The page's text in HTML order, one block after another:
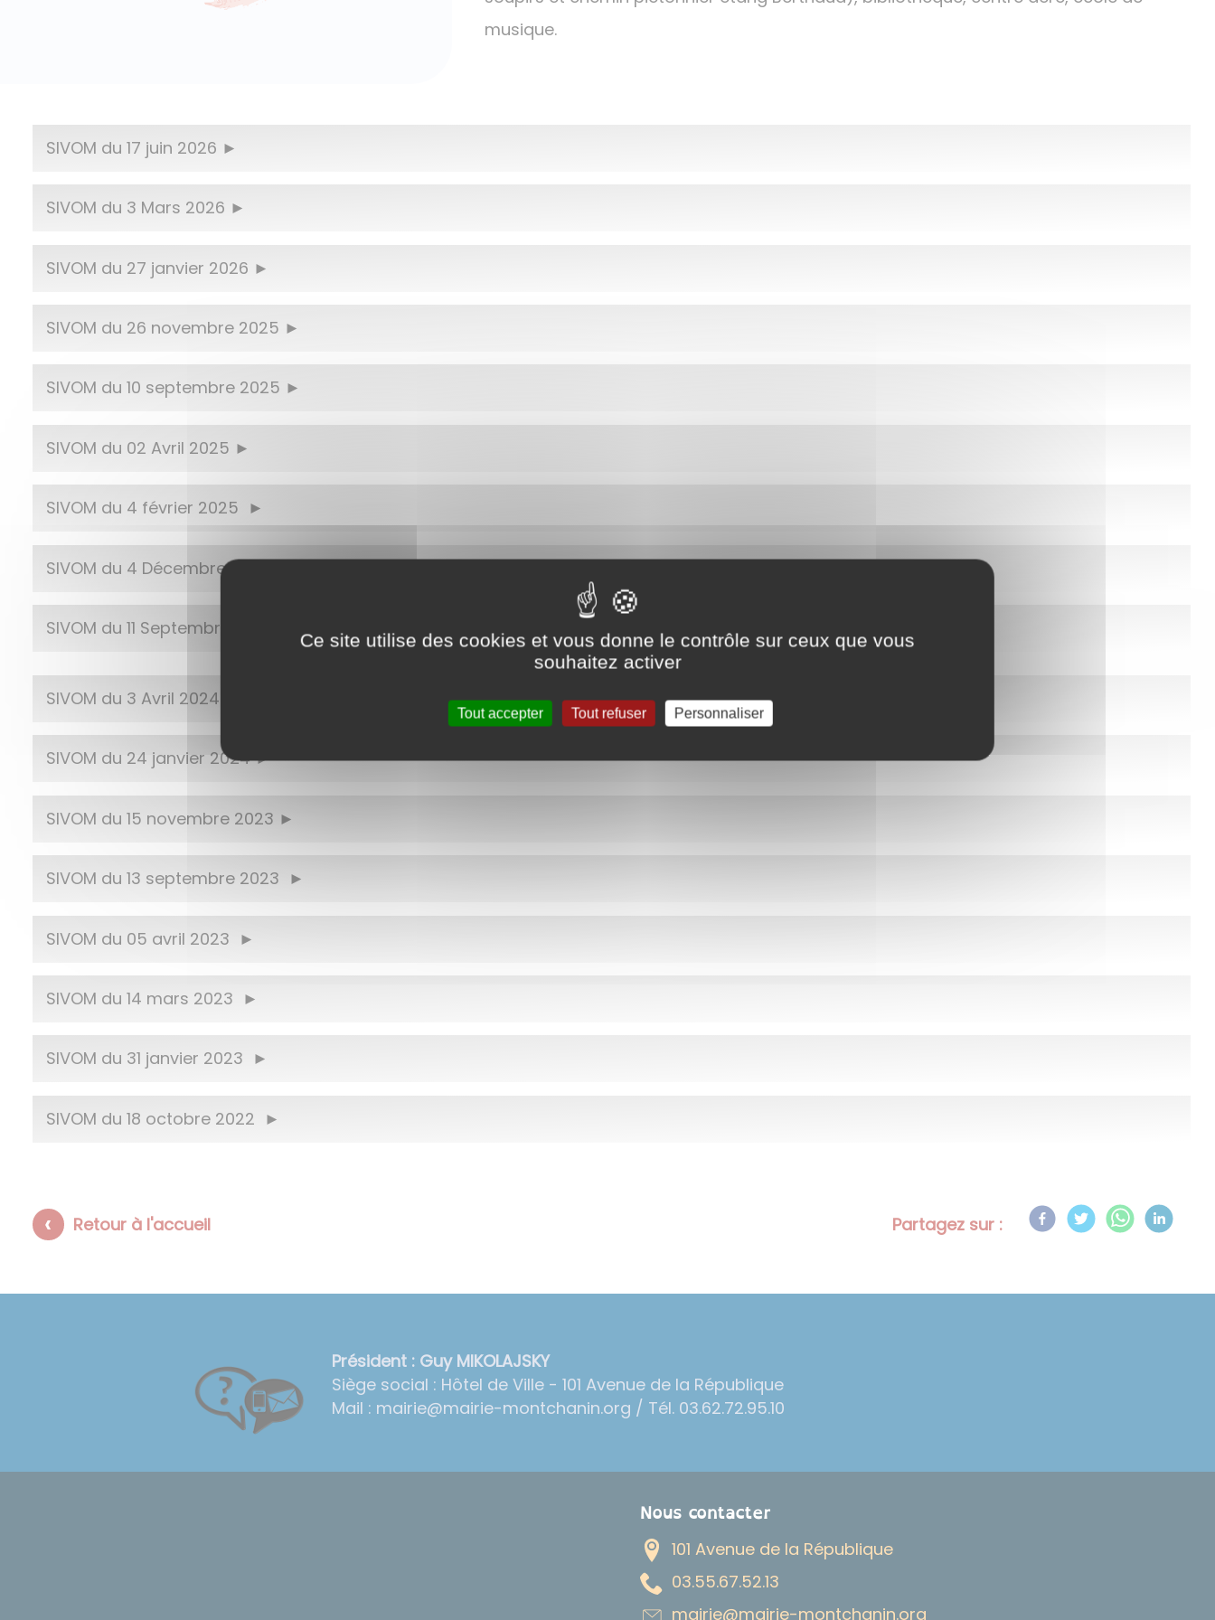
musique.
SIVOM du 17 juin 2026
SIVOM du 3 Mars 2026
SIVOM du 27 janvier 2026
SIVOM du 26 novembre 2025
SIVOM du 10 septembre 2025
SIVOM du 02 Avril 2025
SIVOM du 4 février 2025
SIVOM du 4 Décembre 2024
SIVOM du 11 Septembre 2024
SIVOM du 3 Avril 2024
SIVOM du 24 janvier 2024
SIVOM du 15 novembre 2023
SIVOM du 13 septembre 2023
SIVOM du 05 avril 2023
SIVOM du 14 mars 2023
SIVOM du 31 janvier 2023
SIVOM du 18 octobre 2022
Retour à l'accueil Partagez sur :
Président : Guy MIKOLAJSKY
Siège social : Hôtel de Ville - 101 Avenue de la République
Mail : mairie@mairie-montchanin.org / Tél. 03.62.72.95.10
Nous contacter
101 Avenue de la République
31.25.76.55.30
gro.ninahctnom-eiriam@eiriam
Ce site utilise des cookies et vous donne le contrôle sur ceux que vous
souhaitez activer
Tout accepter Tout refuser Personnaliser